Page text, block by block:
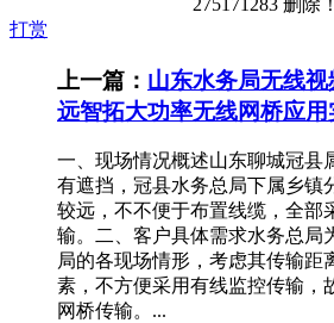
275171283 删除！
打赏
上一篇： 山东水务局无线
远智拓大功率无线网桥应用
一、现场情况概述山东聊城冠县
有遮挡，冠县水务总局下属乡镇
较远，不不便于布置线缆，全部
输。二、客户具体需求水务总局
局的各现场情形，考虑其传输距
素，不方便采用有线监控传输，
网桥传输。...